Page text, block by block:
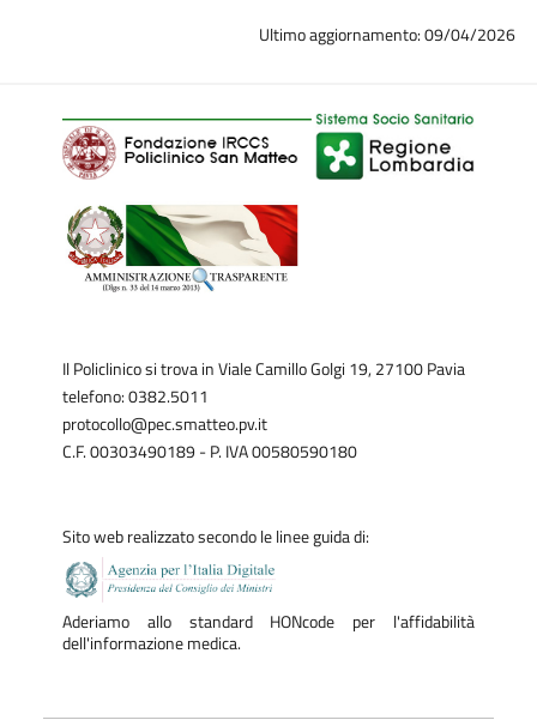
Ultimo aggiornamento: 09/04/2026
Il Policlinico si trova in Viale Camillo Golgi 19, 27100 Pavia
telefono: 0382.5011
protocollo@pec.smatteo.pv.it
C.F. 00303490189 - P. IVA 00580590180
Sito web realizzato secondo le linee guida di:
Aderiamo allo standard HONcode per l'affidabilità
dell'informazione medica.